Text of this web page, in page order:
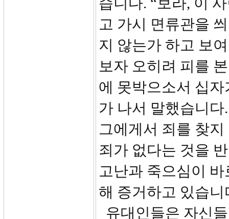
고 가시 면류관을
지 않는가 하고 보
보자 오히려 피를
에 못박으소서 십
가 나서 말했습니
그에게서 죄를 찾
죄가 없다는 것을
고난과 죽으심이
해 증거하고 있습니
유대인들은 자신